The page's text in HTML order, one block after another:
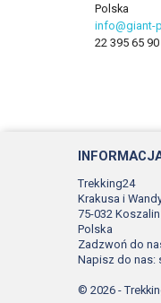
Polska
info@giant-
22 395 65 90
Trekking24
Krakusa i
75-032 Koszalin
Polska
Zadzwoń do
Napisz do nas:
© 2026 -